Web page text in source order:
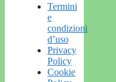
Termini
e
condizioni
d’uso
Privacy
Policy
Cookie